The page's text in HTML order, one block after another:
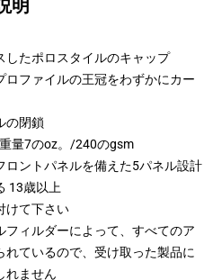
明
したポロスタイルのキャップ
ファイルの王冠をわずかにカー
の閉鎖
量7のoz。/240のgsm
ロントパネルを備えた5パネル設計
13歳以上
けて下さい
フィルダーによって、すべてのア
ているので、受け取った製品に
れません